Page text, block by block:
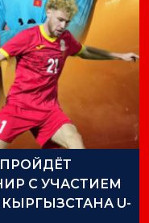
С УЧАСТИЕМ
U-